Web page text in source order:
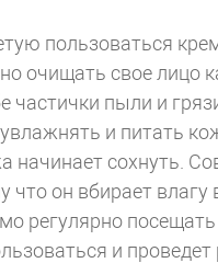
пользоваться
очищать свое
частички пыли и
и питать
начинает сохнуть.
он вбирает влагу
регулярно
и